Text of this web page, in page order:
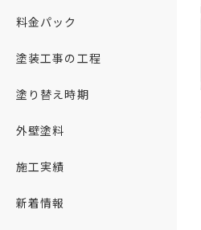
料金パック
塗装工事の工程
塗り替え時期
外壁塗料
施工実績
新着情報